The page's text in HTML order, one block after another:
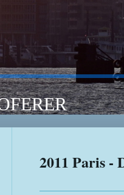
2011 Paris -